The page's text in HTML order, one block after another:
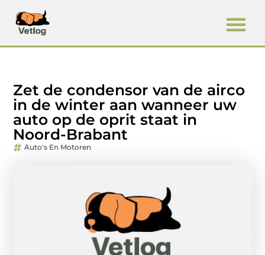
Zet de condensor van de airco
in de winter aan wanneer uw
auto op de oprit staat in
Noord-Brabant
Auto's En Motoren